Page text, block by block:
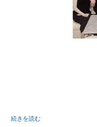
続きを読む